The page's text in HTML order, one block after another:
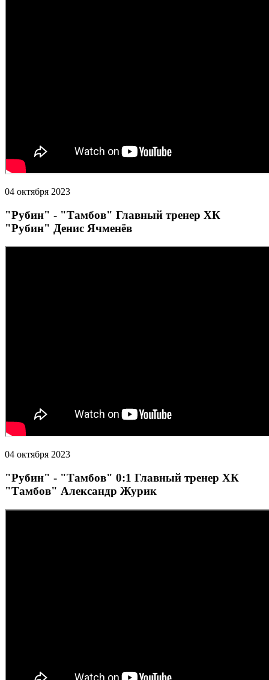
04 октября 2023
"Рубин" - "Тамбов" Главный тренер ХК
"Рубин" Денис Ячменёв
04 октября 2023
"Рубин" - "Тамбов" 0:1 Главный тренер ХК
"Тамбов" Александр Журик